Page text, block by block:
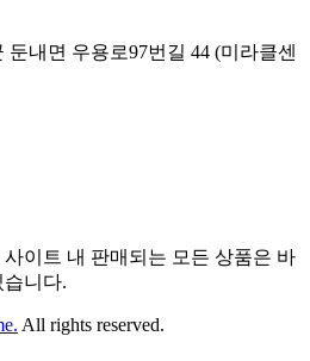
둔내면 우용로97번길 44 (미라클센
이트 내 판매되는 모든 상품은 바
니다.
All rights reserved.